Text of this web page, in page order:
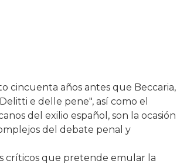
cincuenta años antes que Beccaria,
e delle pene", así como el
del exilio español, son la ocasión
del debate penal y
críticos que pretende emular la